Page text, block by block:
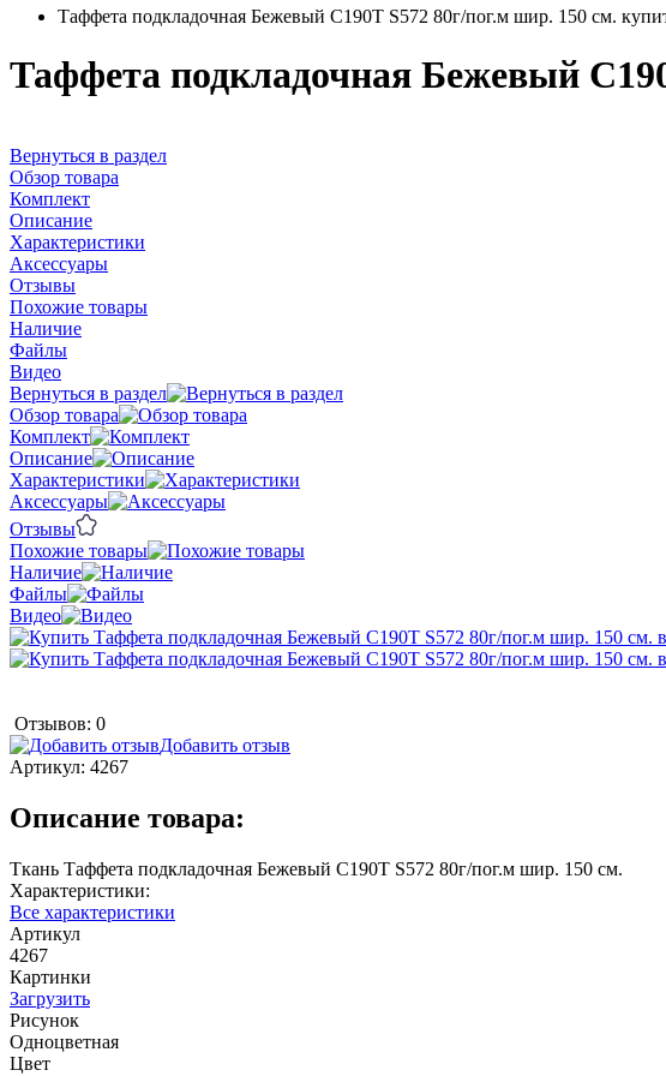
Таффета подкладочная Бежевый С190Т S572 80г/пог.м шир. 150 см.
Таффета подкладочная Бежевый
Вернуться в раздел
Обзор товара
Комплект
Описание
Характеристики
Аксессуары
Отзывы
Похожие товары
Наличие
Файлы
Видео
Вернуться в раздел
Обзор товара
Комплект
Описание
Характеристики
Аксессуары
Отзывы
Похожие товары
Наличие
Файлы
Видео
Отзывов: 0
Добавить отзыв
Артикул: 4267
Описание товара:
Ткань Таффета подкладочная Бежевый С190Т S572 80г/пог.м шир. 150 см.
Характеристики:
Все характеристики
Артикул
4267
Картинки
Загрузить
Рисунок
Одноцветная
Цвет